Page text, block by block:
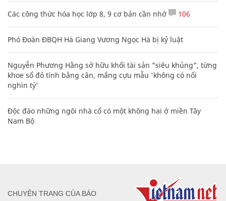
Các công thức hóa học lớp 8, 9 cơ bản cần nhớ 106
Phó Đoàn ĐBQH Hà Giang Vương Ngọc Hà bị kỷ luật
Nguyễn Phương Hằng sở hữu khối tài sản "siêu khủng", từng
khoe sổ đỏ tính bằng cân, mắng cựu mẫu 'không có nổi
nghìn tỷ'
Độc đáo những ngôi nhà cổ có một không hai ở miền Tây
Nam Bộ
CHUYÊN TRANG CỦA BÁO